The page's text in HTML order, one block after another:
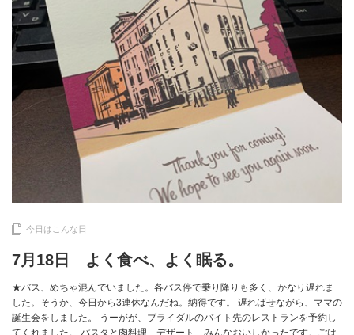
今日はこんな日
7月18日 よく食べ、よく眠る。
★バス、めちゃ混んでいました。各バス停で乗り降りも多く、かなり遅れま
した。そうか、今日から3連休なんだね。納得です。 遅ればせながら、ママの
誕生会をしました。 うーがが、ブライダルのバイト先のレストランを予約し